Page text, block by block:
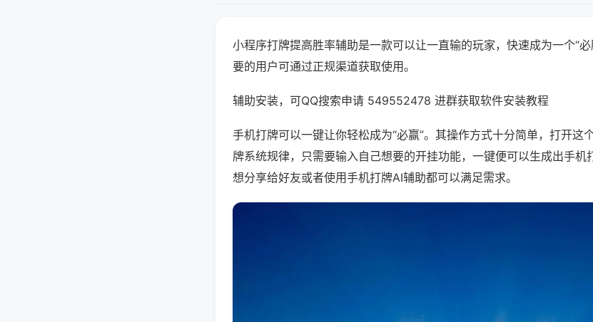
小程序打牌提高胜率辅助是一款可以让一直输的玩家，快速成为一个“
要的用户可通过正规渠道获取使用。
辅助安装，可QQ搜索申请 549552478 进群获取软件安装教程
手机打牌可以一键让你轻松成为“必赢”。其操作方式十分简单，打开这
牌系统规律，只需要输入自己想要的开挂功能，一键便可以生成出手机
想分享给好友或者使用手机打牌AI辅助都可以满足需求。